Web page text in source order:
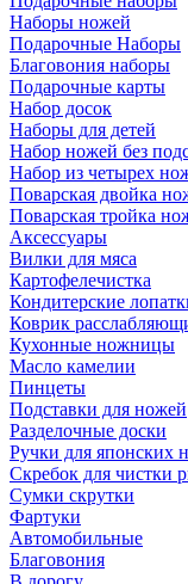
Наборы ножей
Подарочные Наборы
Благовония наборы
Подарочные карты
Набор досок
Наборы для детей
Набор ножей без
Набор из четырех
Поварская двойка
Поварская тройка
Аксессуары
Вилки для мяса
Картофелечистка
Кондитерские
Коврик
Кухонные ножницы
Масло камелии
Пинцеты
Подставки для ножей
Разделочные доски
Ручки для японских
Скребок для чистки
Сумки скрутки
Фартуки
Автомобильные
Благовония